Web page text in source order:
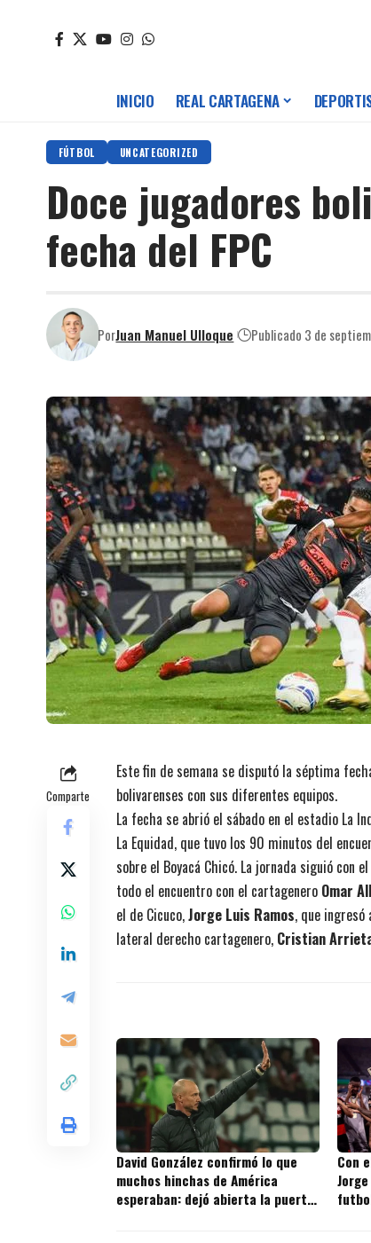
INICIO REAL CARTAGENA
FÚTBOL UNCATEGORIZED
Doce jugadores
fecha del FPC
PorJuan Manuel Ulloque Publicado 3 de
Comparte
Este fin de semana se disputó la séptima
bolivarenses con sus diferentes equipos.
La fecha se abrió el sábado en el estadio La
La Equidad, que tuvo los 90 minutos del
sobre el Boyacá Chicó. La jornada siguió con
todo el encuentro con el cartagenero Omar
el de Cicuco,Jorge Luis Ramos, que
lateral derecho cartagenero, Cristian
David González confirmó lo que
muchos hinchas de América
esperaban: dejó abierta la puerta
Con